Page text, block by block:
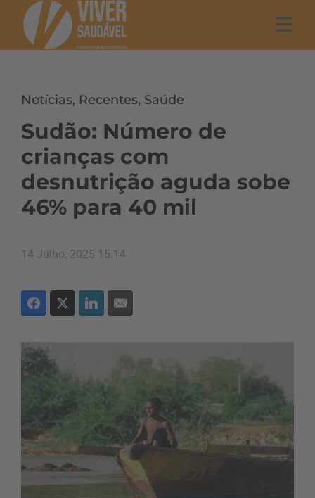
Notícias, Recentes, Saúde
Sudão: Número de
crianças com
desnutrição aguda sobe
46% para 40 mil
14 Julho, 2025 15:14